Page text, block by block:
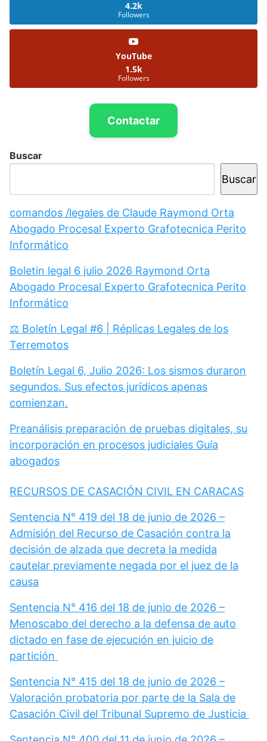
4.2k
Followers
YouTube
1.5k
Followers
Contactar
Buscar
Buscar
comandos /legales de Claude Raymond Orta
Abogado Procesal Experto Grafotecnica Perito
Informático
Boletin legal 6 julio 2026 Raymond Orta
Abogado Procesal Experto Grafotecnica Perito
Informático
⚖️ Boletín Legal #6 | Réplicas Legales de los
Terremotos
Boletín Legal 6, Julio 2026: Los sismos duraron
segundos. Sus efectos jurídicos apenas
comienzan.
Preanálisis preparación de pruebas digitales, su
incorporación en procesos judiciales Guía
abogados
RECURSOS DE CASACIÓN CIVIL EN CARACAS
Sentencia N° 419 del 18 de junio de 2026 –
Admisión del Recurso de Casación contra la
decisión de alzada que decreta la medida
cautelar previamente negada por el juez de la
causa
Sentencia N° 416 del 18 de junio de 2026 –
Menoscabo del derecho a la defensa de auto
dictado en fase de ejecución en juicio de
partición
Sentencia N° 415 del 18 de junio de 2026 –
Valoración probatoria por parte de la Sala de
Casación Civil del Tribunal Supremo de Justicia